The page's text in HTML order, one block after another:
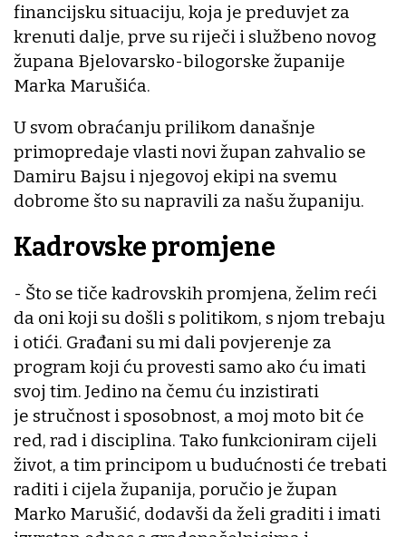
financijsku situaciju, koja je preduvjet za
krenuti dalje, prve su riječi i službeno novog
župana Bjelovarsko-bilogorske županije
Marka Marušića.
U svom obraćanju prilikom današnje
primopredaje vlasti novi župan zahvalio se
Damiru Bajsu i njegovoj ekipi na svemu
dobrome što su napravili za našu županiju.
Kadrovske promjene
- Što se tiče kadrovskih promjena, želim reći
da oni koji su došli s politikom, s njom trebaju
i otići. Građani su mi dali povjerenje za
program koji ću provesti samo ako ću imati
svoj tim. Jedino na čemu ću inzistirati
je stručnost i sposobnost, a moj moto bit će
red, rad i disciplina. Tako funkcioniram cijeli
život, a tim principom u budućnosti će trebati
raditi i cijela županija, poručio je župan
Marko Marušić, dodavši da želi graditi i imati